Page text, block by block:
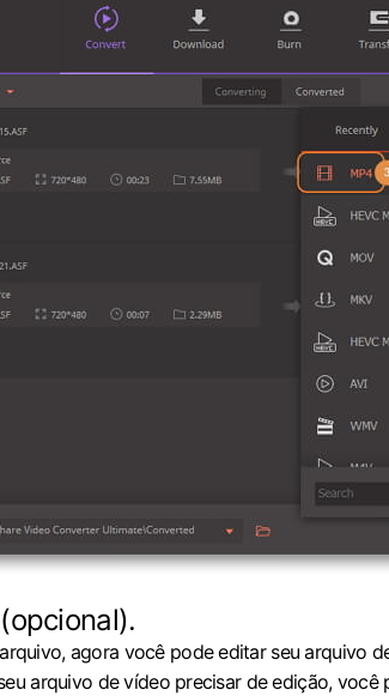
agora você pode editar seu arquivo
arquivo de vídeo precisar de edição,